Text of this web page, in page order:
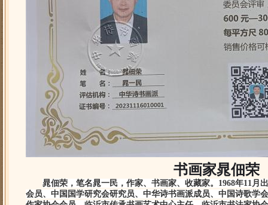
书画家晁佃荣
晁佃荣， 笔名晁一民， 作家、书画家、收藏家。1968年11月
会员、中国国学研究会研究员、中华诗书画派成员、 中国诗歌学